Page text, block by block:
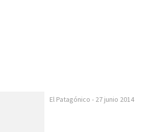
El Patagónico - 27 junio 2014